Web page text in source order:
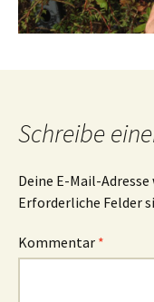
Schreibe
Deine E-Mail-
Erforderliche Felder
Kommentar *